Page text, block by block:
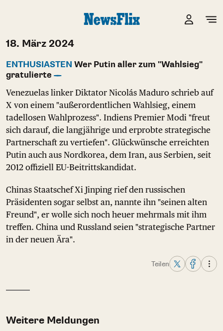
18. März 2024
ENTHUSIASTEN Wer Putin aller zum "Wahlsieg"
gratulierte
Venezuelas linker Diktator Nicolás Maduro schrieb auf
X von einem "außerordentlichen Wahlsieg, einem
tadellosen Wahlprozess". Indiens Premier Modi "freut
sich darauf, die langjährige und erprobte strategische
Partnerschaft zu vertiefen". Glückwünsche erreichten
Putin auch aus Nordkorea, dem Iran, aus Serbien, seit
2012 offiziell EU-Beitrittskandidat.
Chinas Staatschef Xi Jinping rief den russischen
Präsidenten sogar selbst an, nannte ihn "seinen alten
Freund", er wolle sich noch heuer mehrmals mit ihm
treffen. China und Russland seien "strategische Partner
in der neuen Ära".
Teilen
Weitere Meldungen